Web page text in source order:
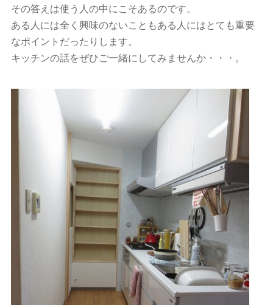
その答えは使う人の中にこそあるのです。
ある人には全く興味のないこともある人にはとても重要
なポイントだったりします。
キッチンの話をぜひご一緒にしてみませんか・・・。